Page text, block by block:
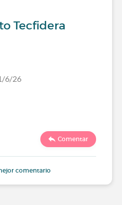
Tecfidera
6/26
Comentar
comentario